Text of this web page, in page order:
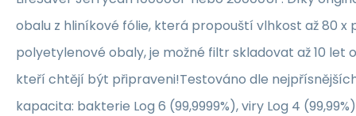
obalu z hliníkové fólie, která propouští vlhkost až 80 x
polyetylenové obaly, je možné filtr skladovat až 10 let
kteří chtějí být připraveni!Testováno dle
kapacita: bakterie Log 6 (99,9999%), viry Log 4